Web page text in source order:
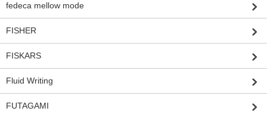
fedeca mellow mode
FISHER
FISKARS
Fluid Writing
FUTAGAMI